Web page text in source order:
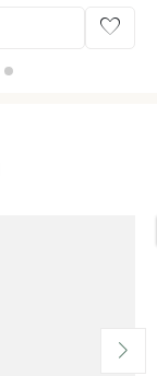
favorite